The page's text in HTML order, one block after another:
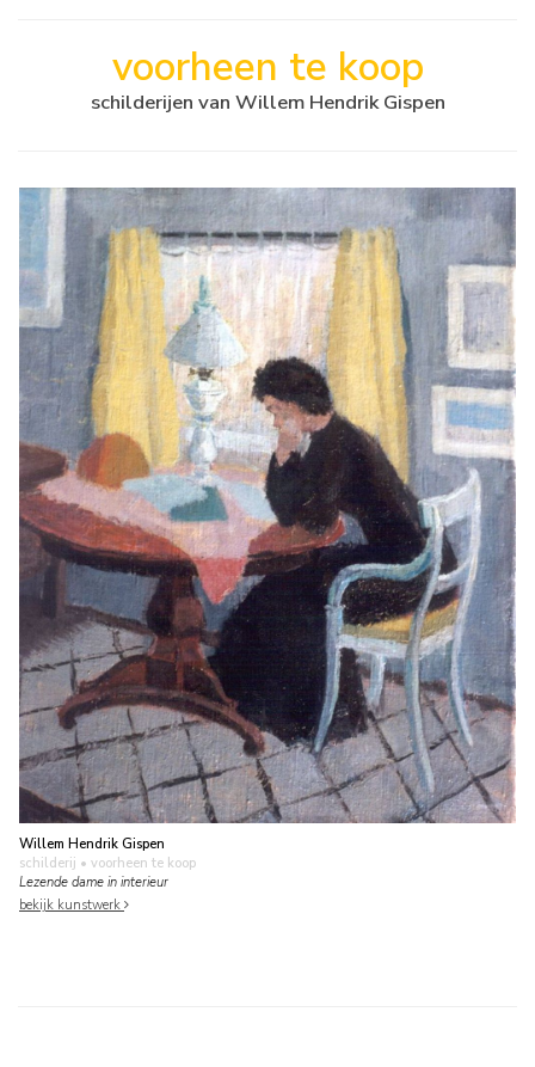
voorheen te koop
schilderijen van Willem Hendrik Gispen
Willem Hendrik Gispen
schilderij • voorheen te koop
Lezende dame in interieur
bekijk kunstwerk